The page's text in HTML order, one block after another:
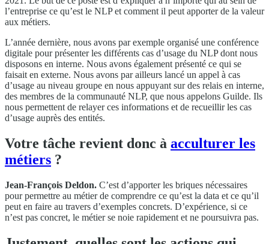
l’entreprise ce qu’est le NLP et comment il peut apporter de la valeur
aux métiers.
L’année dernière, nous avons par exemple organisé une conférence
digitale pour présenter les différents cas d’usage du NLP dont nous
disposons en interne. Nous avons également présenté ce qui se
faisait en externe. Nous avons par ailleurs lancé un appel à cas
d’usage au niveau groupe en nous appuyant sur des relais en interne,
des membres de la communauté NLP, que nous appelons Guilde. Ils
nous permettent de relayer ces informations et de recueillir les cas
d’usage auprès des entités.
Votre tâche revient donc à acculturer les
métiers ?
Jean-François Deldon. C’est d’apporter les briques nécessaires
pour permettre au métier de comprendre ce qu’est la data et ce qu’il
peut en faire au travers d’exemples concrets. D’expérience, si ce
n’est pas concret, le métier se noie rapidement et ne poursuivra pas.